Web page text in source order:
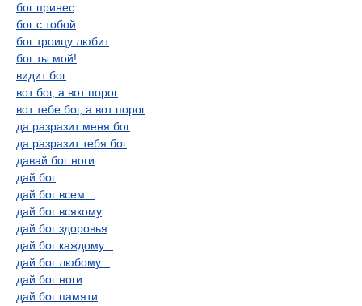
бог принес
бог с тобой
бог троицу любит
бог ты мой!
видит бог
вот бог, а вот порог
вот тебе бог, а вот порог
да разразит меня бог
да разразит тебя бог
давай бог ноги
дай бог
дай бог всем...
дай бог всякому
дай бог здоровья
дай бог каждому...
дай бог любому...
дай бог ноги
дай бог памяти